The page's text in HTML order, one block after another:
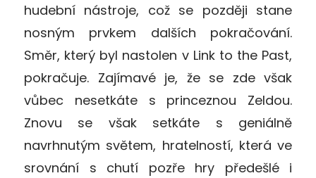
hudební nástroje, což se později stane
nosným prvkem dalších pokračování.
Směr, který byl nastolen v Link to the Past,
pokračuje. Zajímavé je, že se zde však
vůbec nesetkáte s princeznou Zeldou.
Znovu se však setkáte s geniálně
navrhnutým světem, hratelností, která ve
srovnání s chutí pozře hry předešlé i